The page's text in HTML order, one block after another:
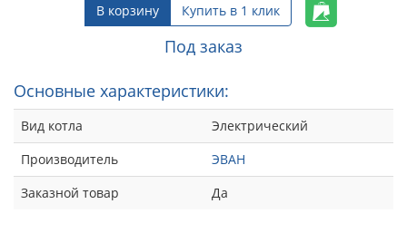
В корзину Купить в 1 клик
Под заказ
Основные характеристики:
Вид котла
Электрический
Производитель
ЭВАН
Заказной товар
Да